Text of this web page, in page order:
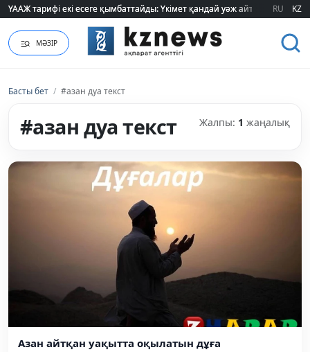
ҮААЖ тарифі екі есеге қымбаттайды: Үкімет қандай уәж айтады?
ҮААЖ тарифі екі есеге қымбаттайды: Үкімет қандай уәж айтады? RU KZ
МӘЗІР
Басты бет / #азан дуа текст
#азан дуа текст Жалпы: 1 жаңалық
Азан айтқан уақытта оқылатын дұға